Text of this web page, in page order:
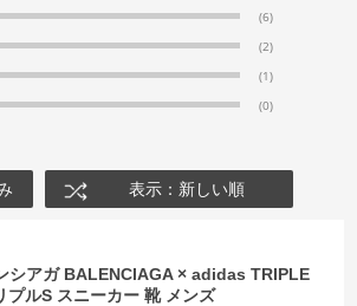
(6)
(2)
(1)
(0)
表示：新しい順
シアガ BALENCIAGA × adidas TRIPLE
プルS スニーカー 靴 メンズ